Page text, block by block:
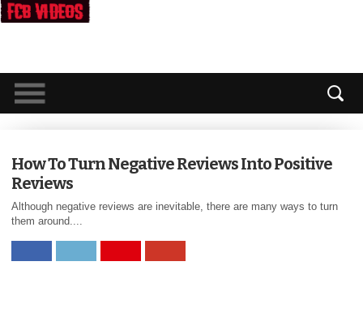
How To Turn Negative Reviews Into Positive
Reviews
Although negative reviews are inevitable, there are many ways to turn
them around....